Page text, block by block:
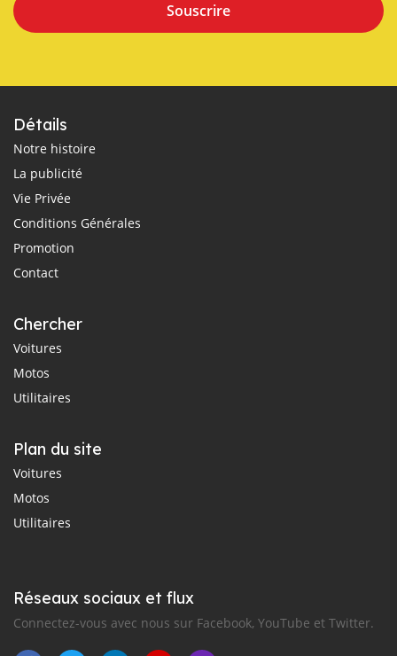
Souscrire
Détails
Notre histoire
La publicité
Vie Privée
Conditions Générales
Promotion
Contact
Chercher
Voitures
Motos
Utilitaires
Plan du site
Voitures
Motos
Utilitaires
Réseaux sociaux et flux
Connectez-vous avec nous sur Facebook, YouTube et Twitter.